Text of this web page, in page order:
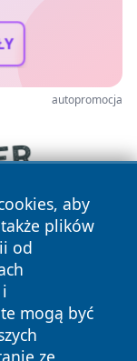
autopromocja
aby
także plików
od
mogą być
ze
prawa